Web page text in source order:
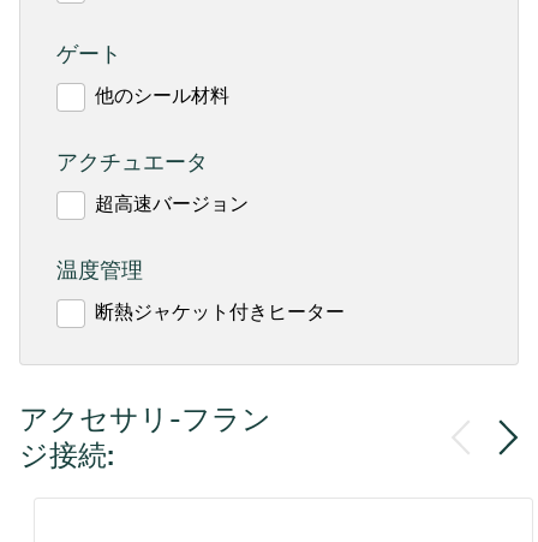
ゲート
他のシール材料
アクチュエータ
超高速バージョン
温度管理
断熱ジャケット付きヒーター
アクセサリ-フラン
ジ接続: